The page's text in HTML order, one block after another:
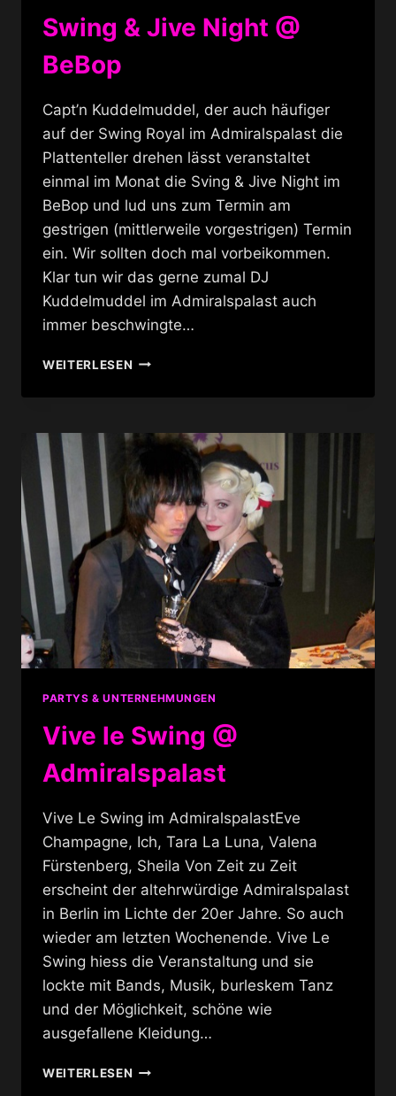
Swing & Jive Night @
BeBop
Capt’n Kuddelmuddel, der auch häufiger
auf der Swing Royal im Admiralspalast die
Plattenteller drehen lässt veranstaltet
einmal im Monat die Sving & Jive Night im
BeBop und lud uns zum Termin am
gestrigen (mittlerweile vorgestrigen) Termin
ein. Wir sollten doch mal vorbeikommen.
Klar tun wir das gerne zumal DJ
Kuddelmuddel im Admiralspalast auch
immer beschwingte…
WEITERLESENSWING
JIVE
@
PARTYS & UNTERNEHMUNGEN
Vive le Swing @
Admiralspalast
Vive Le Swing im AdmiralspalastEve
Champagne, Ich, Tara La Luna, Valena
Fürstenberg, Sheila Von Zeit zu Zeit
erscheint der altehrwürdige Admiralspalast
in Berlin im Lichte der 20er Jahre. So auch
wieder am letzten Wochenende. Vive Le
Swing hiess die Veranstaltung und sie
lockte mit Bands, Musik, burleskem Tanz
und der Möglichkeit, schöne wie
ausgefallene Kleidung…
WEITERLESENVIVE